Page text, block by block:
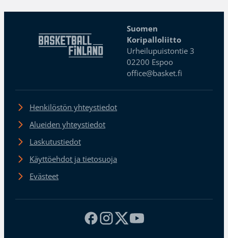
Suomen
Koripalloliitto
Urheilupuistontie 3
02200 Espoo
office@basket.fi
Henkilöstön yhteystiedot
Alueiden yhteystiedot
Laskutustiedot
Käyttöehdot ja tietosuoja
Evästeet